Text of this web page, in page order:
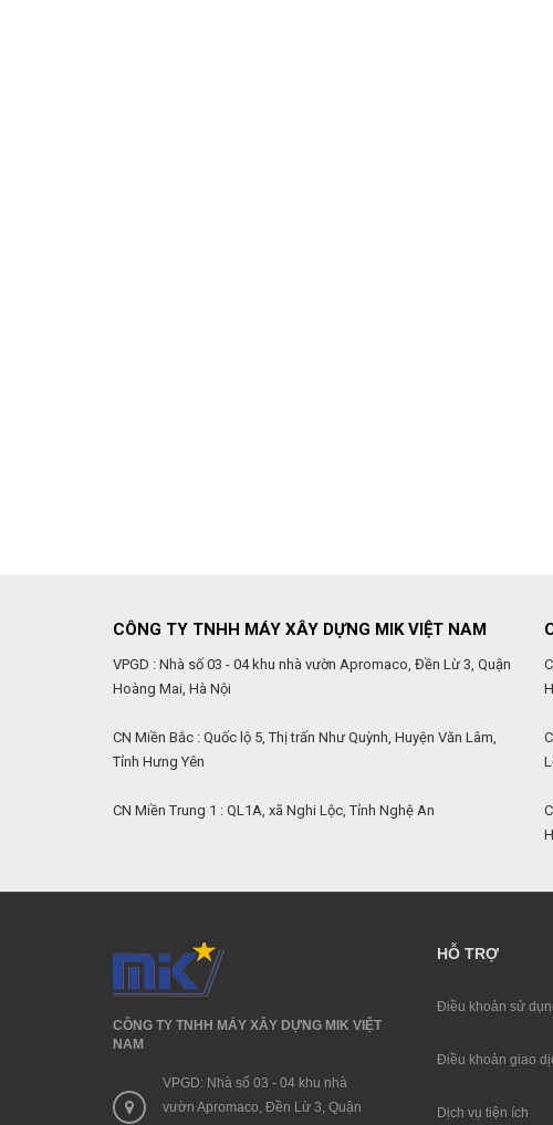
CÔNG TY TNHH MÁY XÂY DỰNG MIK VIỆT NAM
VPGD : Nhà số 03 - 04 khu nhà vườn Apromaco, Đền Lừ 3, Quận
Hoàng Mai, Hà Nội
CN Miền Bắc : Quốc lộ 5, Thị trấn Như Quỳnh, Huyện Văn Lâm,
Tỉnh Hưng Yên
CN Miền Trung 1 : QL1A, xã Nghi Lộc, Tỉnh Nghệ An
CÔNG TY TNHH MÁY XÂY DỰNG MIK VIỆT
NAM
VPGD: Nhà số 03 - 04 khu nhà
vườn Apromaco, Đền Lừ 3, Quận
HỖ TRỢ
Điều khoản sử
Điều khoản giao
Dịch vụ tiện ích